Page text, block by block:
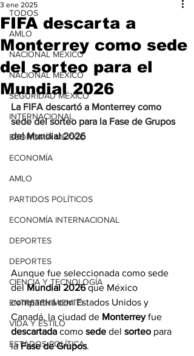
TODOS
AMLO
NACIONAL MÉXICO
NACIONAL MÉXICO
SEGURIDAD MÉXICO
INTERNACIONAL
ECONOMÍA MÉXICO
ECONOMÍA
AMLO
PARTIDOS POLÍTICOS
ECONOMÍA INTERNACIONAL
DEPORTES
DEPORTES
CIENCIA Y TECNOLOGÍA
ENTRETENIMIENTO
VIDA Y ESTILO
ESTADOS-POLÍTICA
FIFA descarta a
Monterrey como sede
del sorteo para el
Mundial 2026
3 ene 2025
La FIFA descartó a Monterrey como
sede del sorteo para la Fase de Grupos
del Mundial 2026
Aunque fue seleccionada como sede
del Mundial 2026 que México
compartirá con Estados Unidos y
Canadá, la ciudad de Monterrey fue
descartada como sede del sorteo para
la Fase de Grupos.